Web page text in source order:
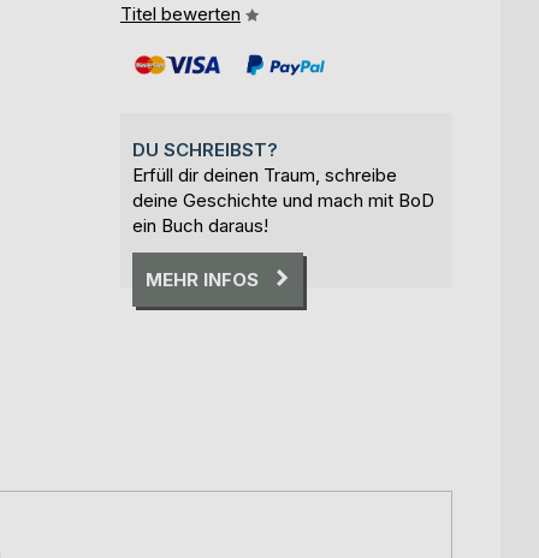
Titel bewerten
DU SCHREIBST?
Erfüll dir deinen Traum, schreibe
deine Geschichte und mach mit BoD
ein Buch daraus!
MEHR INFOS